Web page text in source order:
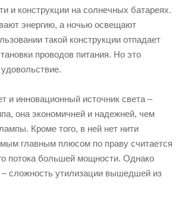
и конструкции на солнечных батареях.
энергию, а ночью освещают
такой конструкции отпадает
проводов питания. Но это
и инновационный источник света –
она экономичней и надежней, чем
Кроме того, в ней нет нити
главным плюсом по праву считается
потока большей мощности. Однако
– сложность утилизации вышедшей из